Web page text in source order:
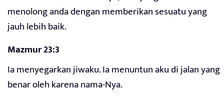
menolong anda dengan memberikan sesuatu yang
jauh lebih baik.
Mazmur 23:3
Ia menyegarkan jiwaku. Ia menuntun aku di jalan yang
benar oleh karena nama-Nya.